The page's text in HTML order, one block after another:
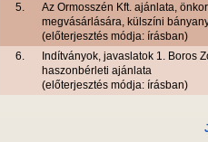
5.
Az Ormosszén Kft. ajánlata,
megvásárlására, külszíni
(előterjesztés módja: írásban)
6.
Indítványok, javaslatok 1. Boros
haszonbérleti ajánlata
(előterjesztés módja: írásban)